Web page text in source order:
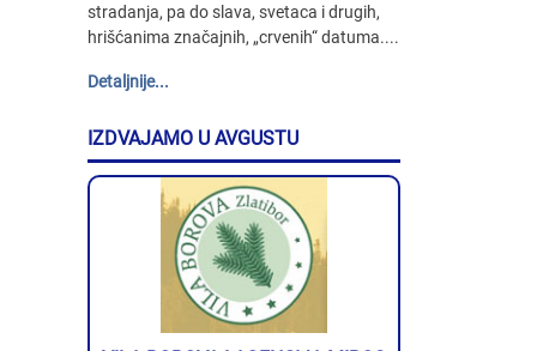
stradanja, pa do slava, svetaca i drugih,
hrišćanima značajnih, „crvenih“ datuma....
Detaljnije...
IZDVAJAMO U AVGUSTU